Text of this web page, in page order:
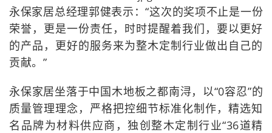
永保家居总经理郭健表示：“这次的奖项不止是一份
荣誉，更是一份责任，时时提醒着我们，要以更好
的产品，更好的服务来为整木定制行业做出自己的
贡献。”
永保家居坐落于中国木地板之都南浔，以“0容忍”的
质量管理理念，严格把控细节标准化制作，精选知
名品牌为材料供应商，独创整木定制行业“36道精